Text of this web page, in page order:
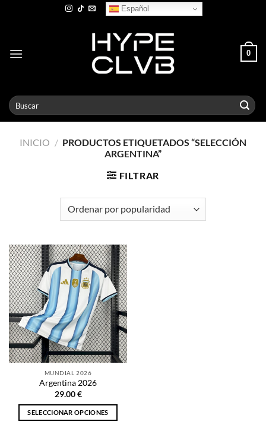
Español
0
Buscar
por:
INICIO / PRODUCTOS ETIQUETADOS “SELECCIÓN
ARGENTINA”
FILTRAR
MUNDIAL 2026
Argentina 2026
29.00€
SELECCIONAR OPCIONES